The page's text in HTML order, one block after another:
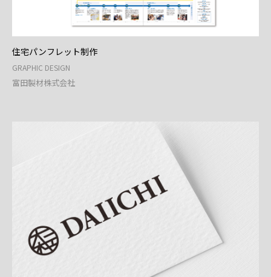
住宅パンフレット制作
GRAPHIC DESIGN
富田製材株式会社